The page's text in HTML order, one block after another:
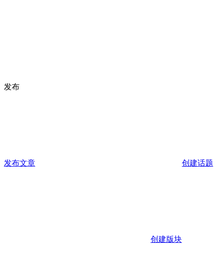
发布
发布文章 创建话题
创建版块